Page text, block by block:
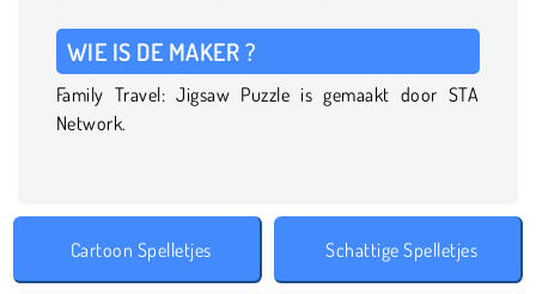
WIE IS DE MAKER ?
Family Travel: Jigsaw Puzzle is gemaakt door STA
Network.
Cartoon Spelletjes Schattige Spelletjes